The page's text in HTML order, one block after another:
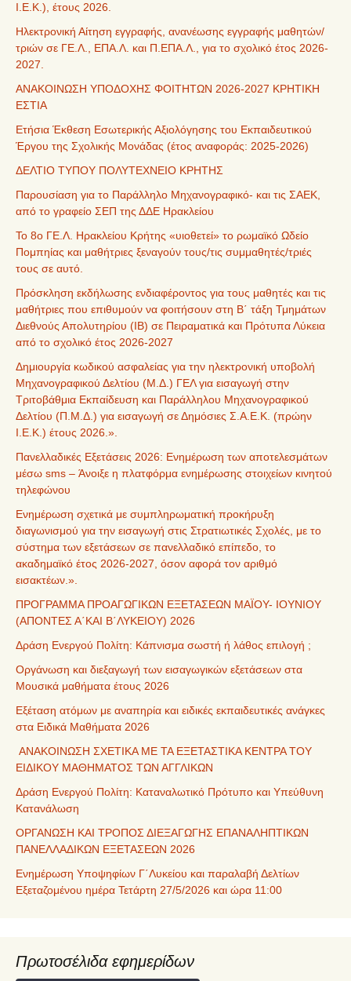
Ι.Ε.Κ.), έτους 2026.
Ηλεκτρονική Αίτηση εγγραφής, ανανέωσης εγγραφής μαθητών/
τριών σε ΓΕ.Λ., ΕΠΑ.Λ. και Π.ΕΠΑ.Λ., για το σχολικό έτος 2026-
2027.
ΑΝΑΚΟΙΝΩΣΗ ΥΠΟΔΟΧΗΣ ΦΟΙΤΗΤΩΝ 2026-2027 ΚΡΗΤΙΚΗ
ΕΣΤΙΑ
Ετήσια Έκθεση Εσωτερικής Αξιολόγησης του Εκπαιδευτικού
Έργου της Σχολικής Μονάδας (έτος αναφοράς: 2025-2026)
ΔΕΛΤΙΟ ΤΥΠΟΥ ΠΟΛΥΤΕΧΝΕΙΟ ΚΡΗΤΗΣ
Παρουσίαση για το Παράλληλο Μηχανογραφικό- και τις ΣΑΕΚ,
από το γραφείο ΣΕΠ της ΔΔΕ Ηρακλείου
Το 8ο ΓΕ.Λ. Ηρακλείου Κρήτης «υιοθετεί» το ρωμαϊκό Ωδείο
Πομπηίας και μαθήτριες ξεναγούν τους/τις συμμαθητές/τριές
τους σε αυτό.
Πρόσκληση εκδήλωσης ενδιαφέροντος για τους μαθητές και τις
μαθήτριες που επιθυμούν να φοιτήσουν στη Β΄ τάξη Τμημάτων
Διεθνούς Απολυτηρίου (IB) σε Πειραματικά και Πρότυπα Λύκεια
από το σχολικό έτος 2026-2027
Δημιουργία κωδικού ασφαλείας για την ηλεκτρονική υποβολή
Μηχανογραφικού Δελτίου (Μ.Δ.) ΓΕΛ για εισαγωγή στην
Τριτοβάθμια Εκπαίδευση και Παράλληλου Μηχανογραφικού
Δελτίου (Π.Μ.Δ.) για εισαγωγή σε Δημόσιες Σ.Α.Ε.Κ. (πρώην
Ι.Ε.Κ.) έτους 2026.».
Πανελλαδικές Εξετάσεις 2026: Ενημέρωση των αποτελεσμάτων
μέσω sms – Άνοιξε η πλατφόρμα ενημέρωσης στοιχείων κινητού
τηλεφώνου
Ενημέρωση σχετικά με συμπληρωματική προκήρυξη
διαγωνισμού για την εισαγωγή στις Στρατιωτικές Σχολές, με το
σύστημα των εξετάσεων σε πανελλαδικό επίπεδο, το
ακαδημαϊκό έτος 2026-2027, όσον αφορά τον αριθμό
εισακτέων.».
ΠΡΟΓΡΑΜΜΑ ΠΡΟΑΓΩΓΙΚΩΝ ΕΞΕΤΑΣΕΩΝ ΜΑΪΟΥ- ΙΟΥΝΙΟΥ
(ΑΠΟΝΤΕΣ Α΄ΚΑΙ Β΄ΛΥΚΕΙΟΥ) 2026
Δράση Ενεργού Πολίτη: Κάπνισμα σωστή ή λάθος επιλογή ;
Οργάνωση και διεξαγωγή των εισαγωγικών εξετάσεων στα
Μουσικά μαθήματα έτους 2026
Εξέταση ατόμων με αναπηρία και ειδικές εκπαιδευτικές ανάγκες
στα Ειδικά Μαθήματα 2026
ΑΝΑΚΟΙΝΩΣΗ ΣΧΕΤΙΚΑ ΜΕ ΤΑ ΕΞΕΤΑΣΤΙΚΑ ΚΕΝΤΡΑ ΤΟΥ
ΕΙΔΙΚΟΥ ΜΑΘΗΜΑΤΟΣ ΤΩΝ ΑΓΓΛΙΚΩΝ
Δράση Ενεργού Πολίτη: Καταναλωτικό Πρότυπο και Υπεύθυνη
Κατανάλωση
ΟΡΓΑΝΩΣΗ ΚΑΙ ΤΡΟΠΟΣ ΔΙΕΞΑΓΩΓΗΣ ΕΠΑΝΑΛΗΠΤΙΚΩΝ
ΠΑΝΕΛΛΑΔΙΚΩΝ ΕΞΕΤΑΣΕΩΝ 2026
Ενημέρωση Υποψηφίων Γ΄Λυκείου και παραλαβή Δελτίων
Εξεταζομένου ημέρα Τετάρτη 27/5/2026 και ώρα 11:00
Πρωτοσέλιδα εφημερίδων